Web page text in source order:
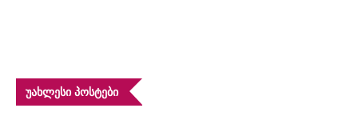
ᲣᲐᲮᲚᲔᲡᲘ ᲞᲝᲡᲢᲔᲑᲘ